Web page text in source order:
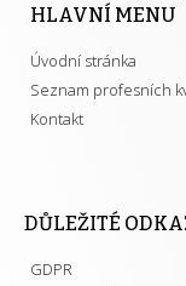
HLAVNÍ MENU
Úvodní stránka
Seznam profesních
Kontakt
DŮLEŽITÉ
GDPR